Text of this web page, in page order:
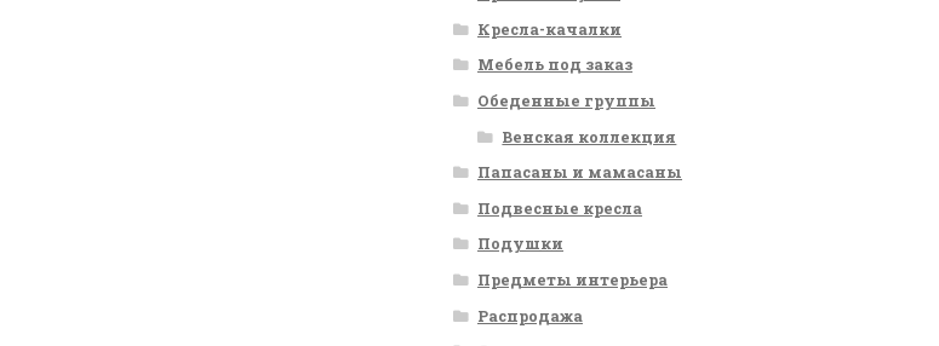
Кресла-качалки
Мебель под заказ
Обеденные группы
Венская коллекция
Папасаны и мамасаны
Подвесные кресла
Подушки
Предметы интерьера
Распродажа